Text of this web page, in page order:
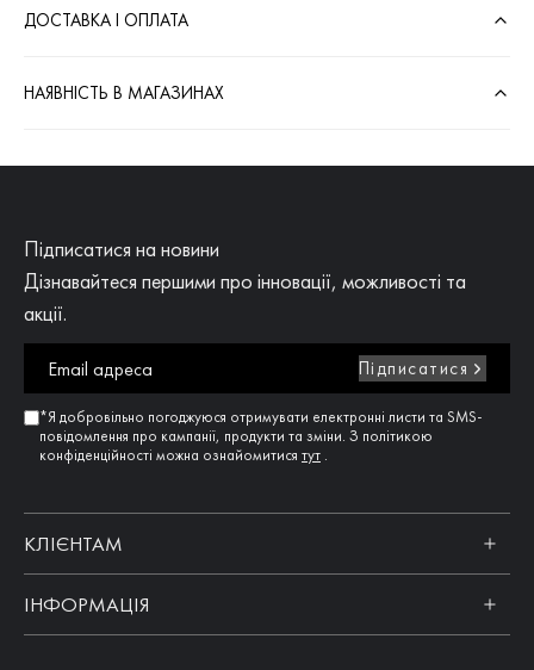
ДОСТАВКА І ОПЛАТА
НАЯВНІСТЬ В МАГАЗИНАХ
Підписатися на новини
Дізнавайтеся першими про інновації, можливості та
акції.
Підписатися
*Я добровільно погоджуюся отримувати електронні листи та SMS-
повідомлення про кампанії, продукти та зміни. З політикою
конфіденційності можна ознайомитися тут .
КЛІЄНТАМ
ІНФОРМАЦІЯ